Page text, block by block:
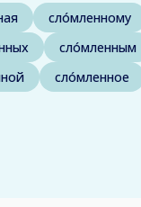
сло́мленному
сло́мленным
сло́мленное